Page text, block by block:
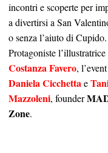
incontri e scoperte per
a divertirsi a San
o senza l’aiuto di Cupido.
Protagoniste l’illustratrice
Costanza Favero,
Daniela Cicchettae
Mazzoleni, founder
Zone.